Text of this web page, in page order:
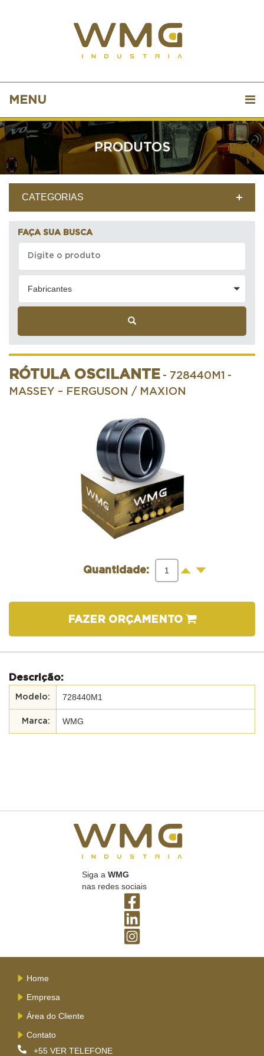
MENU
PRODUTOS
CATEGORIAS
FAÇA SUA BUSCA
Fabricantes
RÓTULA OSCILANTE - 728440M1 -
MASSEY – FERGUSON / MAXION
Quantidade: + -
FAZER ORÇAMENTO
Descrição:
728440M1
WMG
Siga a WMG
nas redes sociais
Home
Empresa
Área do Cliente
Contato
+55 VER TELEFONE